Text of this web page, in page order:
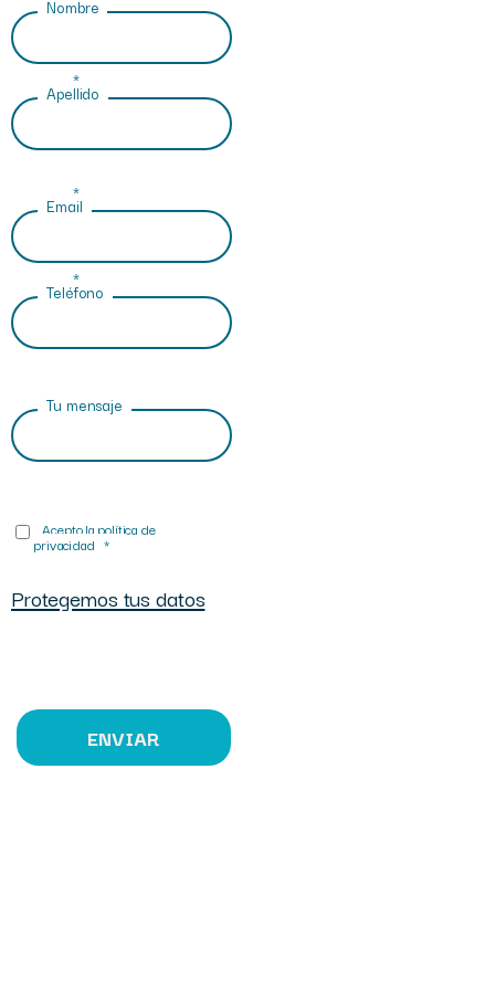
Nombre
Apellido
*
Email
*
Teléfono
*
Tu mensaje
Acepto la política de
privacidad *
Protegemos tus datos